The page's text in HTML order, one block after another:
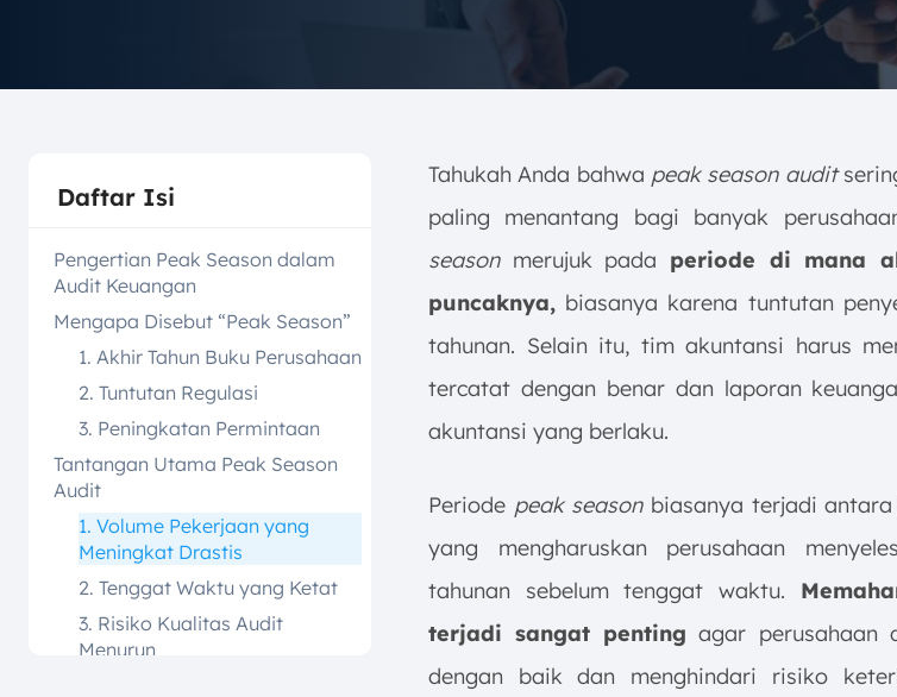
Daftar Isi
Pengertian Peak Season dalam
Audit Keuangan
Mengapa Disebut “Peak Season”
1. Akhir Tahun Buku Perusahaan
2. Tuntutan Regulasi
3. Peningkatan Permintaan
Tantangan Utama Peak Season
Audit
1. Volume Pekerjaan yang
Meningkat Drastis
2. Tenggat Waktu yang Ketat
3. Risiko Kualitas Audit
Menurun
Tahukah Anda bahwa peak season audit
paling menantang bagi banyak
seasonmerujuk pada periode di mana
puncaknya, biasanya karena tuntutan
tahunan. Selain itu, tim akuntansi harus
tercatat dengan benar dan laporan
akuntansi yang berlaku.
Periode peak seasonbiasanya terjadi antara
yang mengharuskan perusahaan
tahunan sebelum tenggat waktu.
terjadi sangat penting agar perusahaan
dengan baik dan menghindari risiko